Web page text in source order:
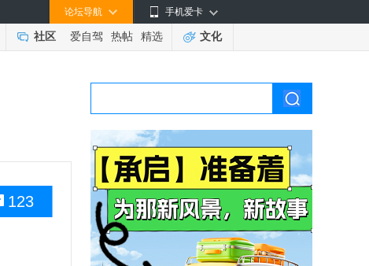
手机爱卡
论坛导航
社区 爱自驾 热帖 精选 文化
123